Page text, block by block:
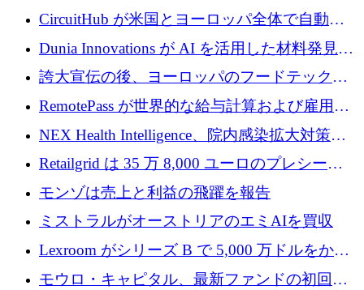
クチャ インテリジェンス向けに 300 万ドルの
プレシードを確保
CircuitHub が米国とヨーロッパ全体で自動電
子機器製造を拡大するために 2,800 万ドルを
Dunia Innovations が AI を活用した材料発見を
産業化するために 2 億 8,000 万ユーロのベル
リン GigaLab を発表
誇大宣伝の後、ヨーロッパのフードテックセ
クターはファンダメンタルズを中心に再構築
RemotePass が世界的な給与計算および雇用プ
ラットフォームを拡大するために 1,740 万ド
NEX Health Intelligence、院内感染拡大対策に
100万ユーロを確保
Retailgrid は 35 万 8,000 ユーロのプレシード
ラウンドで小売業のスプレッドシートをター
ゲットにしています
モンゾは売上と利益の飛躍を報告
ミストラルがオーストリアのエミAIを買収
Lexroom がシリーズ B で 5,000 万ドルをかけ
てヨーロッパ大陸法用の法律 AI を構築
モウロ・キャピタル、最新ファンドの初回ク